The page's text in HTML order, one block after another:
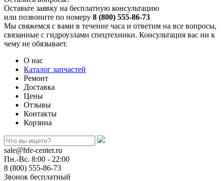
Оставьте заявку на бесплатную консультацию
или позвоните по номеру 8 (800) 555-86-73
Мы свяжемся с вами в течение часа и ответим на все вопросы,
связанные с гидроузлами спецтехники. Консультация вас ни к
чему не обязывает.
О нас
Каталог запчастей
Ремонт
Доставка
Цены
Отзывы
Контакты
Корзина
sale@hfe-center.ru
Пн.-Вс. 8:00 - 22:00
8 (800) 555-86-73
Звонок бесплатный